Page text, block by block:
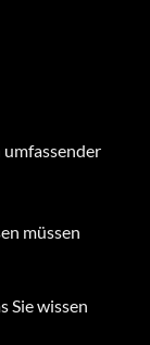
umfassender
müssen
Sie wissen